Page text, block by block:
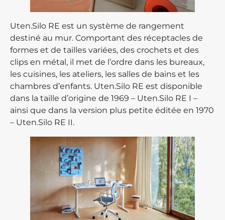
Uten.Silo RE est un système de rangement
destiné au mur. Comportant des réceptacles de
formes et de tailles variées, des crochets et des
clips en métal, il met de l’ordre dans les bureaux,
les cuisines, les ateliers, les salles de bains et les
chambres d’enfants. Uten.Silo RE est disponible
dans la taille d’origine de 1969 – Uten.Silo RE I –
ainsi que dans la version plus petite éditée en 1970
– Uten.Silo RE II.